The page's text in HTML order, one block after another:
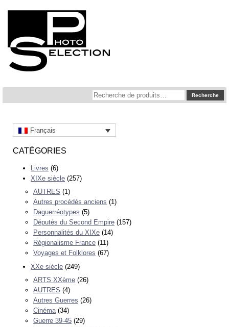
Recherche
pour :
Recherche
Français
CATÉGORIES
Livres (6)
XIXe siècle (257)
AUTRES (1)
Autres procédés anciens (1)
Daguerréotypes (5)
Députés du Second Empire (157)
Personnalités du XIXe (14)
Régionalisme France (11)
Voyages et Folklores (67)
XXe siècle (249)
ARTS XXème (26)
AUTRES (4)
Autres Guerres (26)
Cinéma (34)
Guerre 39-45 (29)